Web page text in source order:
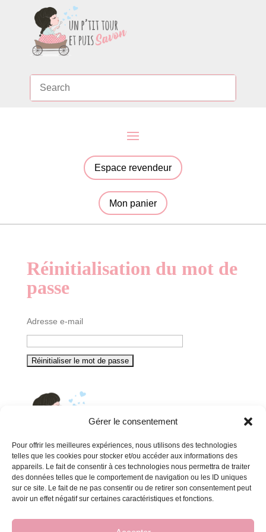
Gérer le consentement
Pour offrir les meilleures expériences, nous utilisons des technologies
telles que les cookies pour stocker et/ou accéder aux informations des
appareils. Le fait de consentir à ces technologies nous permettra de traiter
des données telles que le comportement de navigation ou les ID uniques
sur ce site. Le fait de ne pas consentir ou de retirer son consentement peut
avoir un effet négatif sur certaines caractéristiques et fonctions.
Espace revendeur
Mon panier
Réinitialisation du mot de
passe
Adresse e-mail
INFORMATIONS
Conditions générales de vente
FAQ pour les ateliers